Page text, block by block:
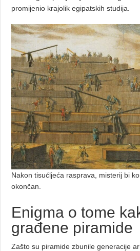
promijenio krajolik egipatskih studija.
Nakon tisućljeća rasprava, misterij bi
okončan.
Enigma o tome
građene piramide
Zašto su piramide zbunile generacije